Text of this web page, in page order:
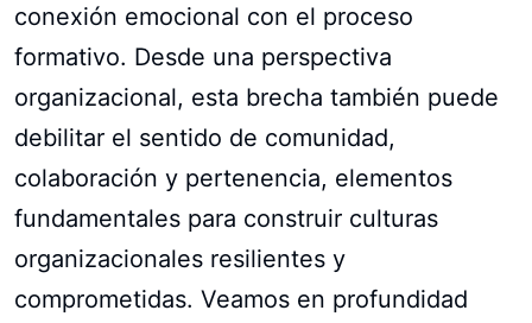
conexión emocional con el proceso
formativo. Desde una perspectiva
organizacional, esta brecha también puede
debilitar el sentido de comunidad,
colaboración y pertenencia, elementos
fundamentales para construir culturas
organizacionales resilientes y
comprometidas. Veamos en profundidad